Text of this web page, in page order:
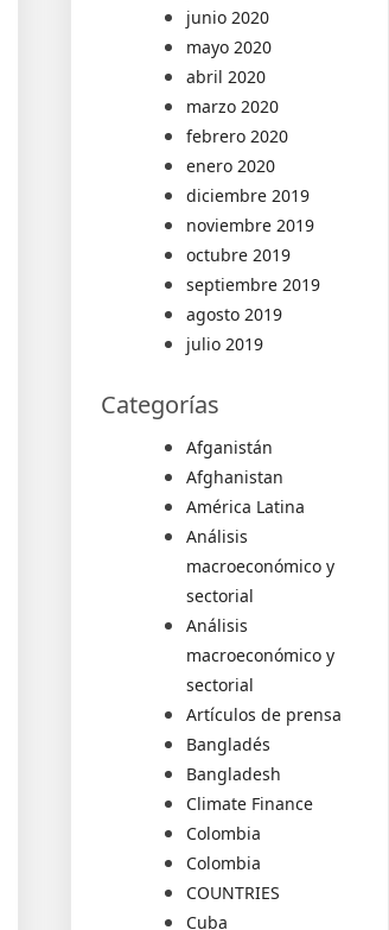
junio 2020
mayo 2020
abril 2020
marzo 2020
febrero 2020
enero 2020
diciembre 2019
noviembre 2019
octubre 2019
septiembre 2019
agosto 2019
julio 2019
Categorías
Afganistán
Afghanistan
América Latina
Análisis
macroeconómico y
sectorial
Análisis
macroeconómico y
sectorial
Artículos de prensa
Bangladés
Bangladesh
Climate Finance
Colombia
Colombia
COUNTRIES
Cuba